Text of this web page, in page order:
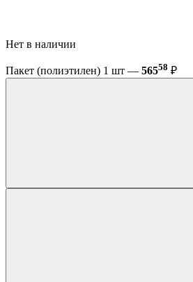
Нет в наличии
Пакет (полиэтилен) 1 шт — 56558 ₽